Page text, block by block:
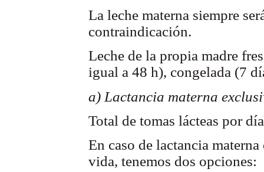
La leche materna siempre
contraindicación.
Leche de la propia madre
igual a 48 h), congelada (7
a) Lactancia materna
Total de tomas lácteas por
En caso de lactancia
vida, tenemos dos opciones: